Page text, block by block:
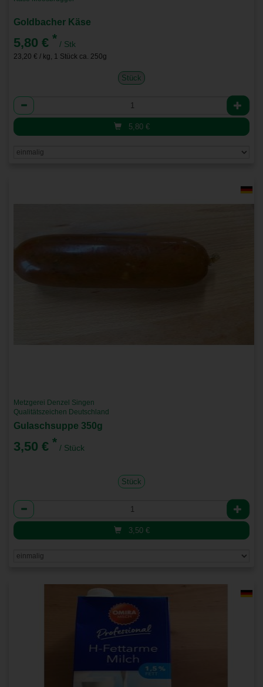
Goldbacher Käse
5,80 € * / Stk
23,20 € / kg, 1 Stück ca. 250g
Stück
Anzahl
5,80 €
Metzgerei Denzel Singen
Qualitätszeichen Deutschland
Gulaschsuppe 350g
3,50 € * / Stück
Stück
Anzahl
3,50 €